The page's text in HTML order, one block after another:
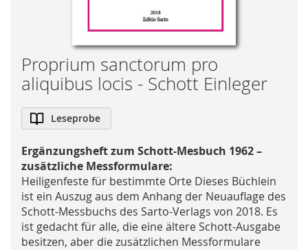
Skip
to
the
beginning
of
images
gallery
Proprium sanctorum pro
aliquibus locis - Schott Einleger
Leseprobe
Ergänzungsheft zum Schott-Mesbuch 1962 –
zusätzliche Messformulare:
Heiligenfeste für bestimmte Orte Dieses Büchlein
ist ein Auszug aus dem Anhang der Neuauflage des
Schott-Messbuchs des Sarto-Verlags von 2018. Es
ist gedacht für alle, die eine ältere Schott-Ausgabe
besitzen, aber die zusätzlichen Messformulare